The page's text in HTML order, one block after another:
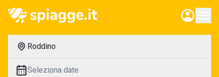
Roddino
Seleziona date